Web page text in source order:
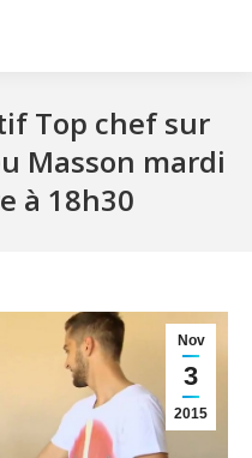
Top chef sur
Masson mardi
à 18h30
Nov
3
2015